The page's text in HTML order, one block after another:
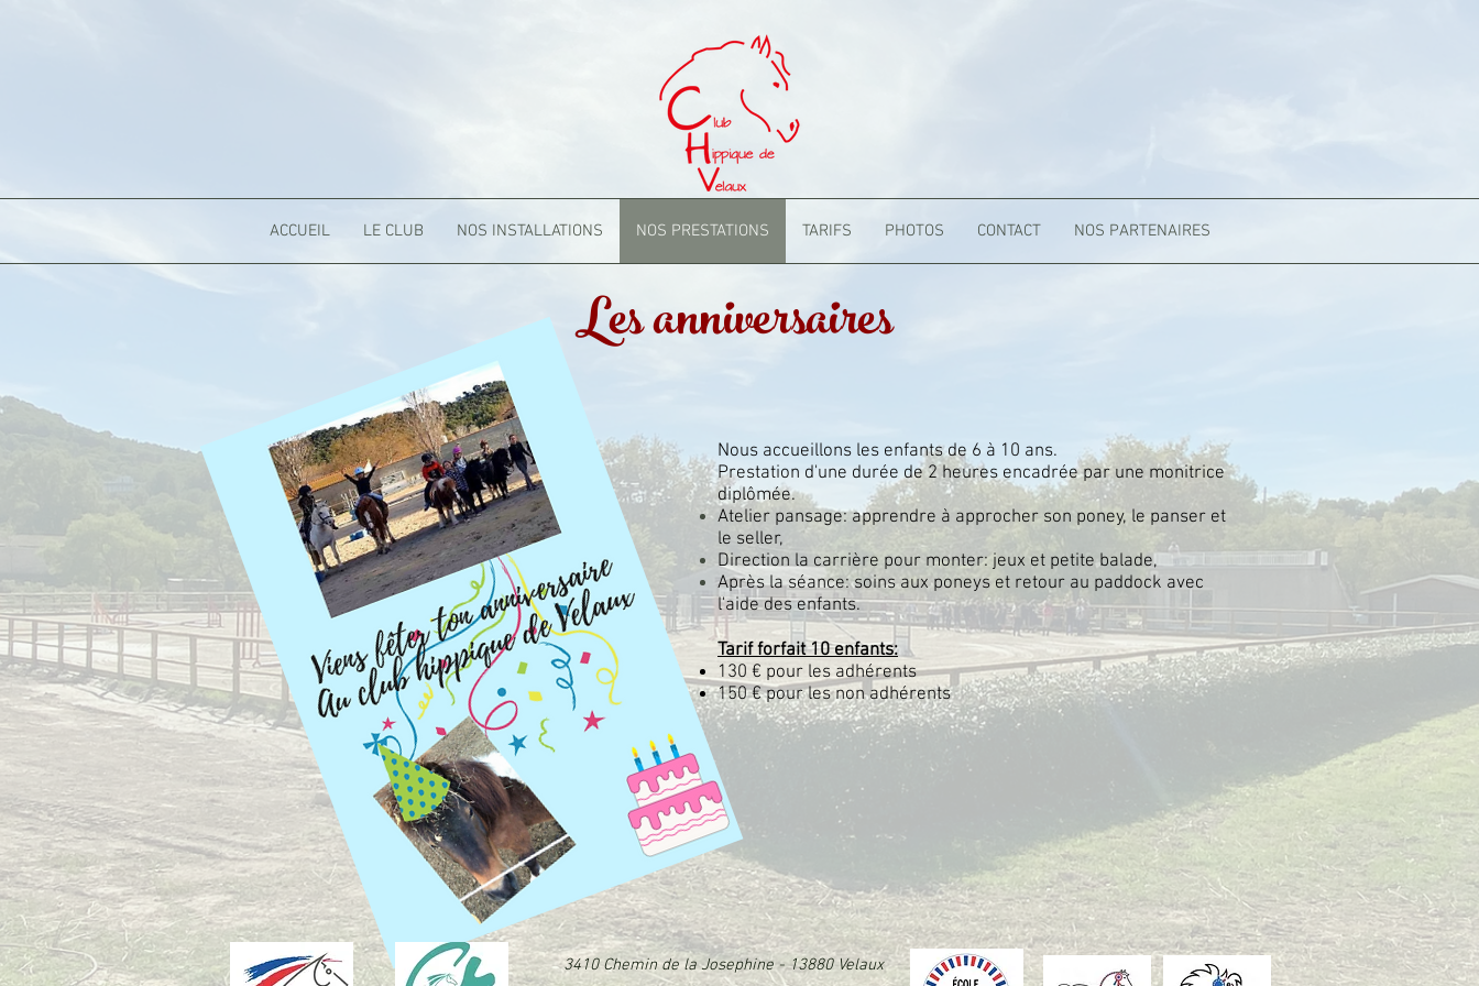
ACCUEIL LE CLUB NOS INSTALLATIONS NOS PRESTATIONS TARIFS PHOTOS CONTACT NOS PARTENAIRES
Les anniversaires
Nous accueillons les enfants de 6 à 10 ans.
Prestation d'une durée de 2 heures encadrée par une monitrice
diplômée.
Atelier pansage: apprendre à approcher son poney, le panser et
le seller,
Direction la carrière pour monter: jeux et petite balade,
Après la séance: soins aux poneys et retour au paddock avec
l'aide des enfants.
Tarif forfait 10 enfants:
130 € pour les adhérents
150 € pour les non adhérents
3410 Chemin de la Josephine - 13880 Velaux